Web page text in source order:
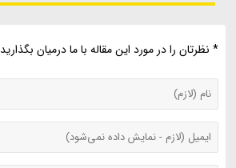
* نظرتان را در مورد این مقاله با ما درمیان بگذارید